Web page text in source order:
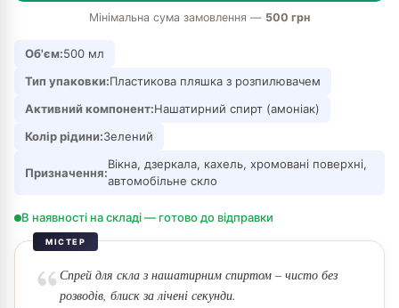
Мінімальна сума замовлення — 500 грн
Об'єм:500 мл
Тип упаковки:Пластикова пляшка з розпилювачем
Активний компонент:Нашатирний спирт (амоніак)
Колір рідини:Зелений
Призначення:
Вікна, дзеркала, кахель, хромовані поверхні,
автомобільне скло
В наявності на складі — готово до відправки
МІСТЕР
Спрей для скла з нашатирним спиртом – чисто без
розводів, блиск за лічені секунди.